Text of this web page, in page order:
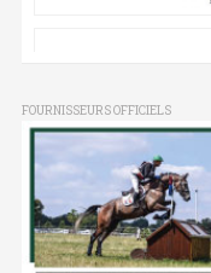
FOURNISSEURS OFFICIELS